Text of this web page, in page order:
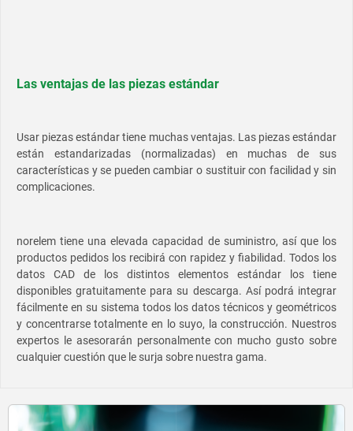
Las ventajas de las piezas estándar
Usar piezas estándar tiene muchas ventajas. Las piezas estándar
están estandarizadas (normalizadas) en muchas de sus
características y se pueden cambiar o sustituir con facilidad y sin
complicaciones.
norelem tiene una elevada capacidad de suministro, así que los
productos pedidos los recibirá con rapidez y fiabilidad. Todos los
datos CAD de los distintos elementos estándar los tiene
disponibles gratuitamente para su descarga. Así podrá integrar
fácilmente en su sistema todos los datos técnicos y geométricos
y concentrarse totalmente en lo suyo, la construcción. Nuestros
expertos le asesorarán personalmente con mucho gusto sobre
cualquier cuestión que le surja sobre nuestra gama.